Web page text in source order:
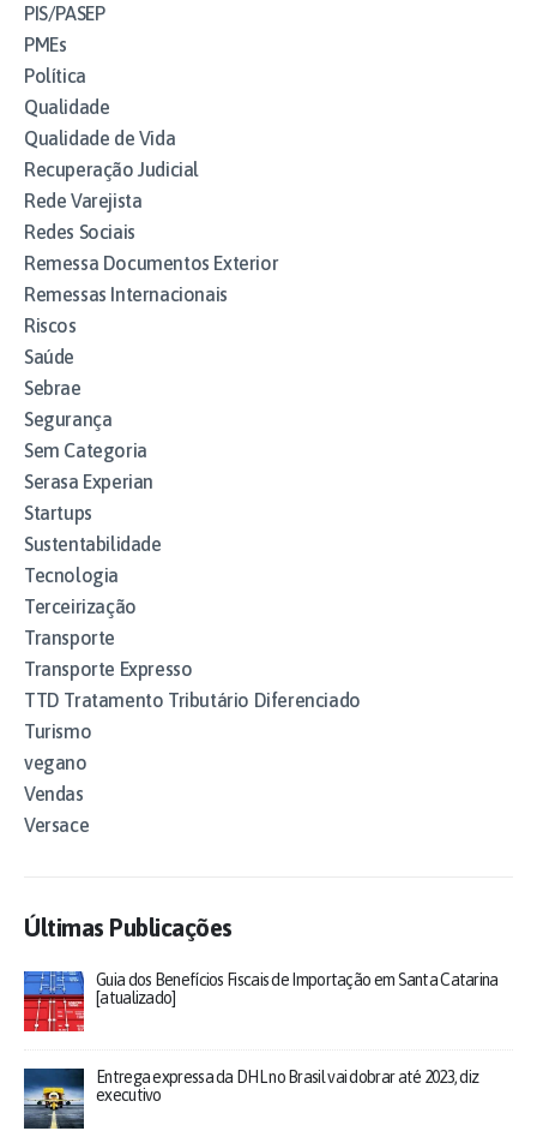
PIS/PASEP
PMEs
Política
Qualidade
Qualidade de Vida
Recuperação Judicial
Rede Varejista
Redes Sociais
Remessa Documentos Exterior
Remessas Internacionais
Riscos
Saúde
Sebrae
Segurança
Sem Categoria
Serasa Experian
Startups
Sustentabilidade
Tecnologia
Terceirização
Transporte
Transporte Expresso
TTD Tratamento Tributário Diferenciado
Turismo
vegano
Vendas
Versace
Últimas Publicações
Guia dos Benefícios Fiscais de Importação em Santa Catarina
[atualizado]
Entrega expressa da DHL no Brasil vai dobrar até 2023, diz
executivo